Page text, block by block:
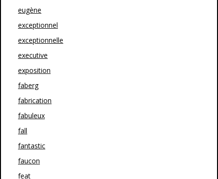
eugène
exceptionnel
exceptionnelle
executive
exposition
faberg
fabrication
fabuleux
fall
fantastic
faucon
feat